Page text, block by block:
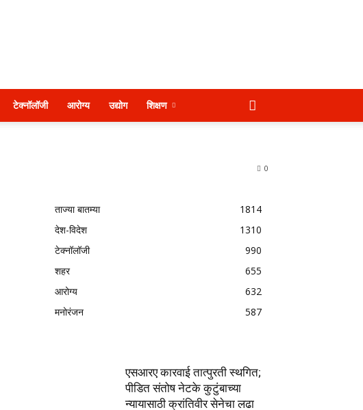
टेक्नॉलॉजी आरोग्य उद्योग शिक्षण
0
ताज्या बातम्या
1814
देश-विदेश
1310
टेक्नॉलॉजी
990
शहर
655
आरोग्य
632
मनोरंजन
587
एसआरए कारवाई तात्पुरती स्थगित;
पीडित संतोष नेटके कुटुंबाच्या
न्यायासाठी क्रांतिवीर सेनेचा लढा